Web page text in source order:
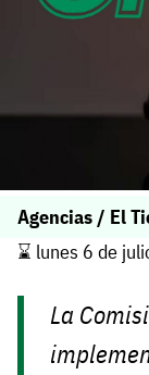
Agencias / El
⌛️ lunes 6 de
La